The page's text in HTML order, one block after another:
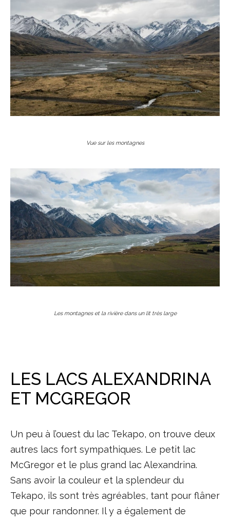
Vue sur les montagnes
Les montagnes et la rivière dans un lit très large
LES LACS ALEXANDRINA
ET MCGREGOR
Un peu à l’ouest du lac Tekapo, on trouve deux
autres lacs fort sympathiques. Le petit lac
McGregor et le plus grand lac Alexandrina.
Sans avoir la couleur et la splendeur du
Tekapo, ils sont très agréables, tant pour flâner
que pour randonner. Il y a également de